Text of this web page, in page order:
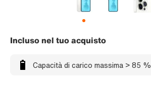
Incluso nel tuo acquisto
Capacità di carico massima > 85 %